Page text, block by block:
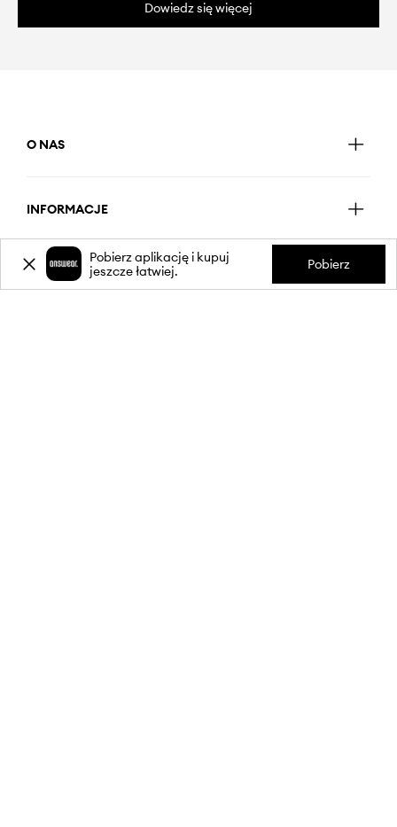
Dowiedz się więcej
O NAS
INFORMACJE
OBSŁUGA KLIENTA
Pobierz aplikację i kupuj
jeszcze łatwiej.
Pobierz